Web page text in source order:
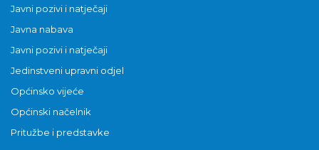
Javni pozivi i natječaji
Javna nabava
Javni pozivi i natječaji
Jedinstveni upravni odjel
Općinsko vijeće
Općinski načelnik
Pritužbe i predstavke